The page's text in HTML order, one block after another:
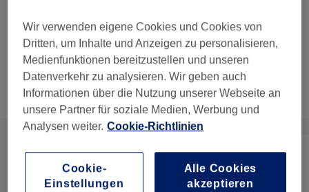
Maschinenschnitt, ohne
Waschen
15 Min.Details anzeigen
Spare bis zu 10%
Alle Services
Alle
Wir verwenden eigene Cookies und Cookies von
Dritten, um Inhalte und Anzeigen zu personalisieren,
Medienfunktionen bereitzustellen und unseren
Datenverkehr zu analysieren. Wir geben auch
Informationen über die Nutzung unserer Webseite an
unsere Partner für soziale Medien, Werbung und
Analysen weiter. Cookie-Richtlinien
Cookie-
Einstellungen
Alle Cookies
akzeptieren